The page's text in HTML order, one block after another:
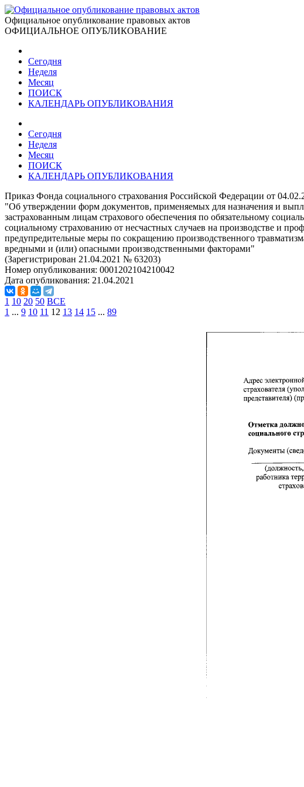
Официальное опубликование правовых актов
ОФИЦИАЛЬНОЕ ОПУБЛИКОВАНИЕ
Сегодня
Неделя
Месяц
ПОИСК
КАЛЕНДАРЬ ОПУБЛИКОВАНИЯ
Сегодня
Неделя
Месяц
ПОИСК
КАЛЕНДАРЬ ОПУБЛИКОВАНИЯ
Приказ Фонда социального страхования Российской Федерации от
"Об утверждении форм документов, применяемых для назначения и
застрахованным лицам страхового обеспечения по обязательному
социальному страхованию от несчастных случаев на производстве и
предупредительные меры по сокращению производственного
вредными и (или) опасными производственными факторами"
(Зарегистрирован 21.04.2021 № 63203)
Номер опубликования: 0001202104210042
Дата опубликования: 21.04.2021
1 10 20 50 ВСЕ
1 ... 9 10 11 12 13 14 15 ... 89